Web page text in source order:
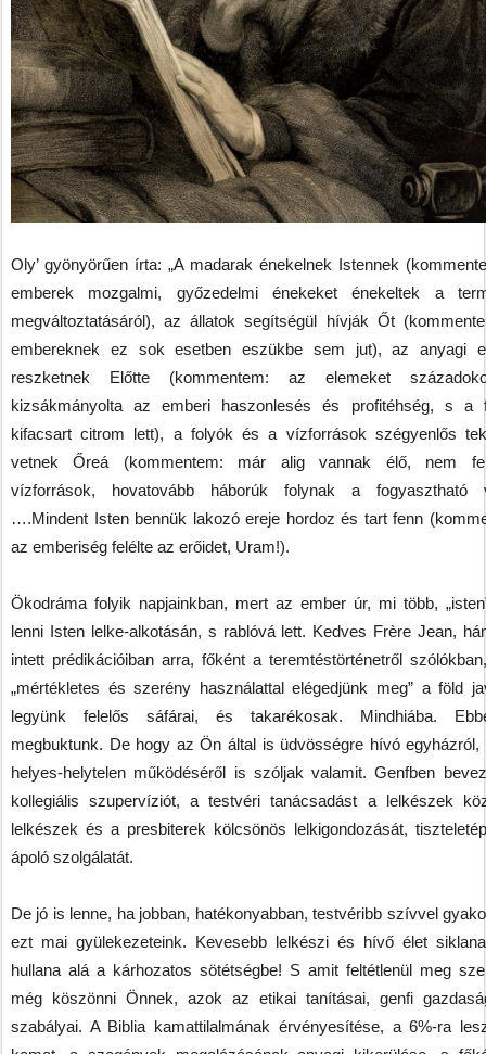
Oly’ gyönyörűen írta: „A madarak énekelnek Istennek
emberek mozgalmi, győzedelmi énekeket énekeltek a
megváltoztatásáról), az állatok segítségül hívják Őt
embereknek ez sok esetben eszükbe sem jut), az anyagi
reszketnek Előtte (kommentem: az elemeket
kizsákmányolta az emberi haszonlesés és profitéhség, s a
kifacsart citrom lett), a folyók és a vízforrások szégyenlős
vetnek Őreá (kommentem: már alig vannak élő, nem
vízforrások, hovatovább háborúk folynak a fogyasztható
….Mindent Isten bennük lakozó ereje hordoz és tart fenn
az emberiség felélte az erőidet, Uram!).
Ökodráma folyik napjainkban, mert az ember úr, mi több,
lenni Isten lelke-alkotásán, s rablóvá lett. Kedves Frère Jean,
intett prédikációiban arra, főként a teremtéstörténetről
„mértékletes és szerény használattal elégedjünk meg” a föld
legyünk felelős sáfárai, és takarékosak. Mindhiába.
megbuktunk. De hogy az Ön által is üdvösségre hívó egyházról,
helyes-helytelen működéséről is szóljak valamit. Genfben
kollegiális szupervíziót, a testvéri tanácsadást a lelkészek
lelkészek és a presbiterek kölcsönös lelkigondozását,
ápoló szolgálatát.
De jó is lenne, ha jobban, hatékonyabban, testvéribb szívvel
ezt mai gyülekezeteink. Kevesebb lelkészi és hívő élet
hullana alá a kárhozatos sötétségbe! S amit feltétlenül meg
még köszönni Önnek, azok az etikai tanításai, genfi
szabályai. A Biblia kamattilalmának érvényesítése, a 6%-ra